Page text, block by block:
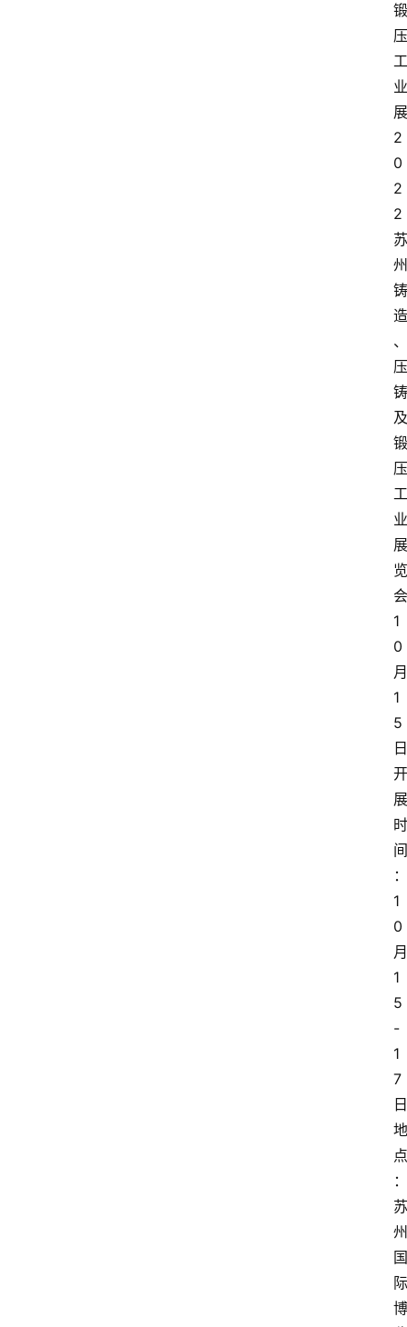
锻
压
工
业
展
2
0
2
2
苏
州
铸
造
、
压
铸
及
锻
压
工
业
展
览
会
1
0
月
1
5
日
开
展
时
间
：
1
0
月
1
5
-
1
7
日
地
点
：
苏
州
国
际
博